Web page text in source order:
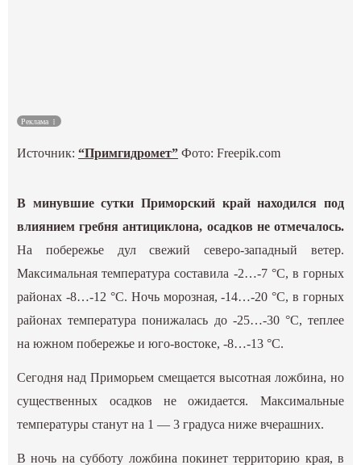
Реклама
Источник:“Примгидромет” Фото: Freepik.com
В минувшие сутки Приморский край находился под
влиянием гребня антициклона, осадков не отмечалось.
На побережье дул свежий северо-западный ветер.
Максимальная температура составила -2…-7 °С, в горных
районах -8…-12 °С. Ночь морозная, -14…-20 °С, в горных
районах температура понижалась до -25…-30 °С, теплее
на южном побережье и юго-востоке, -8…-13 °С.
Сегодня над Приморьем смещается высотная ложбина, но
существенных осадков не ожидается. Максимальные
температуры станут на 1 — 3 градуса ниже вчерашних.
В ночь на субботу ложбина покинет территорию края, в